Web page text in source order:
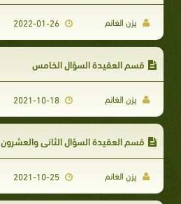
يزن الغانم 2022-01-26
قسم العقيدة السؤال الخامس
يزن الغانم 2021-10-18
قسم العقيدة السؤال الثاني والعشرون
يزن الغانم 2021-10-25